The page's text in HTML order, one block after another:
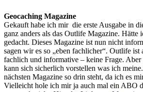
Geocaching Magazine
Gekauft habe ich mir die erste Ausgabe in
ganz anders als das Outlife Magazine. Hätte
gedacht. Dieses Magazine ist nun nicht
sagen wir es so „eben fachlicher“. Outlife ist
fachlich und informative – keine Frage. Aber
kann sich sicherlich vorstellen was ich
nächsten Magazine so drin steht, da ich es
Vielleicht hole ich mir ja auch mal ein ABO